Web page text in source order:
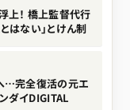
上！ 橋上監督代行
はない」とけん制
…完全復活の元エ
ダイDIGITAL